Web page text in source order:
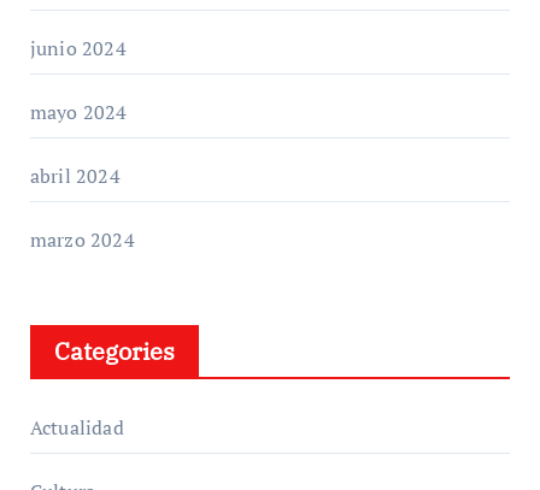
junio 2024
mayo 2024
abril 2024
marzo 2024
Categories
Actualidad